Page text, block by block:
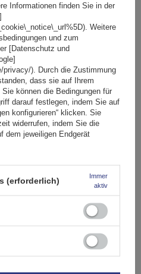
für traditionelle und
Wir versenden schon am10. August
Informationen finden Sie in der
Weitere
und zum
[Datenschutz und
). Durch die Zustimmung
dass sie auf Ihrem
können die Bedingungen für
darauf festlegen, indem Sie auf
konfigurieren“ klicken. Sie
widerrufen, indem Sie die
dem jeweiligen Endgerät
(erforderlich)
Immer
aktiv